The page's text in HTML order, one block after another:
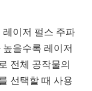
이저 펄스 주파
을수록 레이저
전체 공작물의
선택할 때 사용